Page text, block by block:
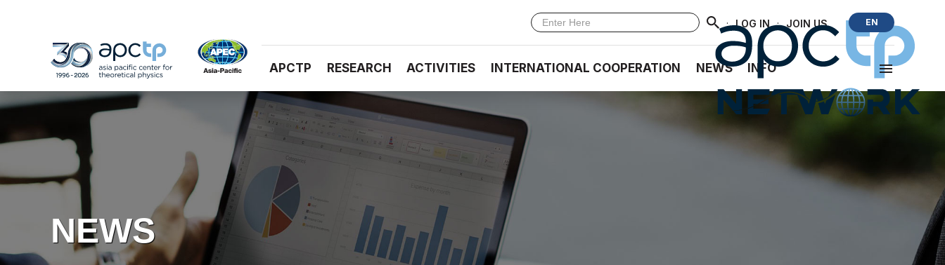
· LOG IN · JOIN US EN
APCTP RESEARCH ACTIVITIES INTERNATIONAL COOPERATION NEWS INFO
NEWS